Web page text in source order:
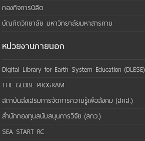
กองกิจการนิสิต
บัณฑิตวิทยาลัย มหาวิทยาลัยมหาสารคาม
หน่วยงานภายนอก
Digital Library for Earth System Education (DLESE)
THE GLOBE PROGRAM
สถาบันส่งเสริมการจัดการความรู้เพือสังคม (สคส.)
สำนักกองทุนสนับสนุนการวิจัย (สกว.)
SEA START RC